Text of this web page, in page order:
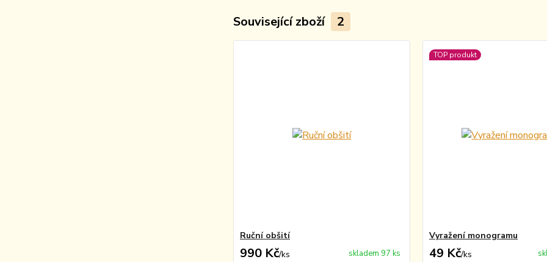
Související zboží 2
Ruční obšití
990 Kč/ks skladem 97 ks
TOP produkt
Vyražení monogramu
49 Kč/ks